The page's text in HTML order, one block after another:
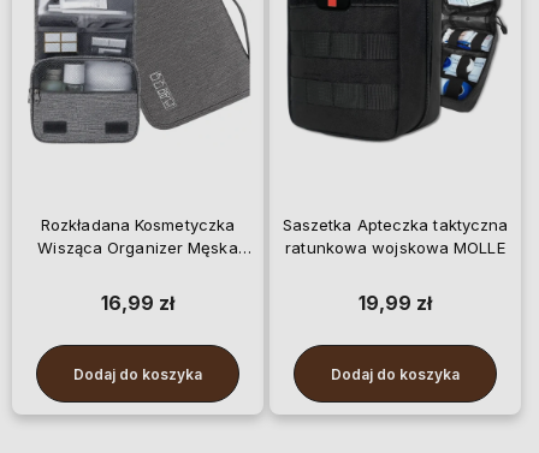
Rozkładana Kosmetyczka
Wisząca Organizer Męska
16,99 zł
Dodaj do koszyka
Saszetka Apteczka taktyczna
ratunkowa wojskowa MOLLE
19,99 zł
Dodaj do koszyka